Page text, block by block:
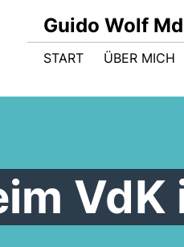
Guido Wolf
START ÜBER MICH